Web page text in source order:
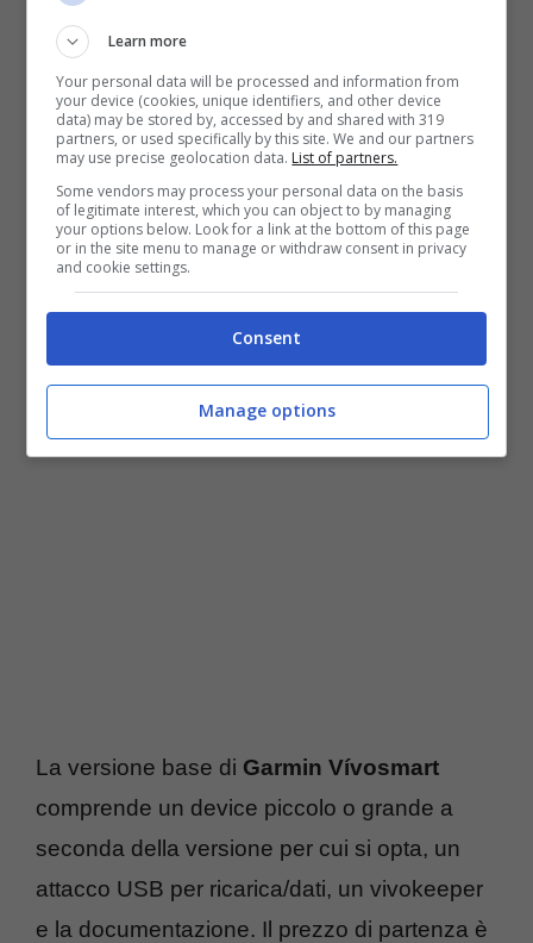
velocità bici o da una fascia cardio. A livello
di applicazioni invece, l’activity tracker è in
grado di comunicare i dati delle calorie
sistema Garmin Connect. Vívosmart sarà
disponibile a partireda ottobre 2014in due
allestimenti:
Garmin Vívosmart di base
La versione base di Garmin Vívosmart
comprende un device piccolo o grande a
seconda della versione per cui si opta, un
attacco USB per ricarica/dati, un vivokeeper
e la documentazione. Il prezzo di partenza è
Learn more
Your personal data will be processed and information from
your device (cookies, unique identifiers, and other device
data) may be stored by, accessed by and shared with 319
partners, or used specifically by this site. We and our partners
may use precise geolocation data. List of partners.
Some vendors may process your personal data on the basis
of legitimate interest, which you can object to by managing
your options below. Look for a link at the bottom of this page
or in the site menu to manage or withdraw consent in privacy
and cookie settings.
Consent
Manage options